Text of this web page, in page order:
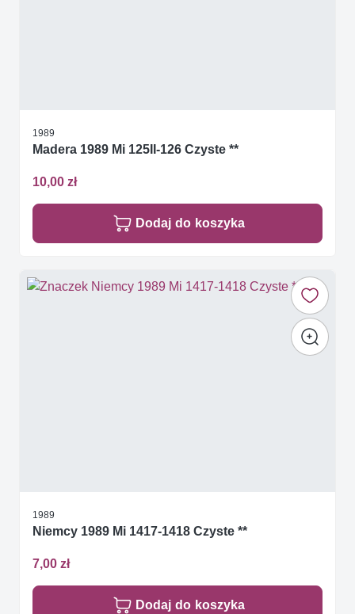
1989
Madera 1989 Mi 125II-126 Czyste **
10,00 zł
Dodaj do koszyka
1989
Niemcy 1989 Mi 1417-1418 Czyste **
7,00 zł
Dodaj do koszyka